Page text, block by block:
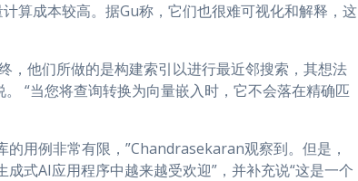
算成本较高。据Gu称，它们也很难可视化和解释，这
，他们所做的是构建索引以进行最近邻搜索，其想法
“当您将查询转换为向量嵌入时，它不会落在精确匹
用例非常有限，”Chandrasekaran观察到。但是，
式AI应用程序中越来越受欢迎”，并补充说“这是一个